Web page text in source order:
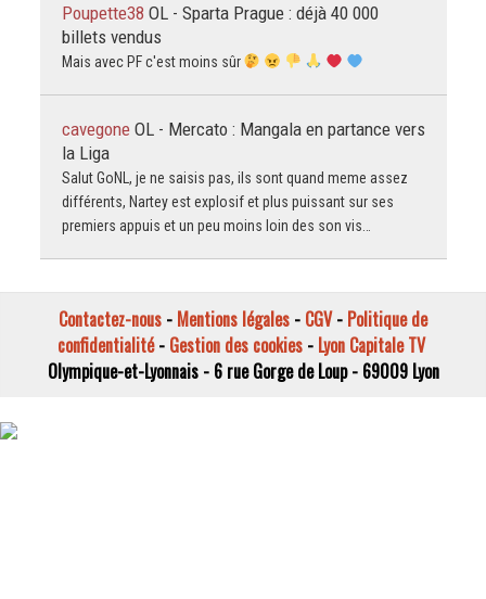
Poupette38 OL - Sparta Prague : déjà 40 000
billets vendus
Mais avec PF c'est moins sûr
cavegone OL - Mercato : Mangala en partance vers
la Liga
Salut GoNL, je ne saisis pas, ils sont quand meme assez
différents, Nartey est explosif et plus puissant sur ses
premiers appuis et un peu moins loin des son vis…
Contactez-nous - Mentions légales - CGV- Politique de
confidentialité- Gestion des cookies- Lyon Capitale TV
Olympique-et-Lyonnais - 6 rue Gorge de Loup - 69009 Lyon